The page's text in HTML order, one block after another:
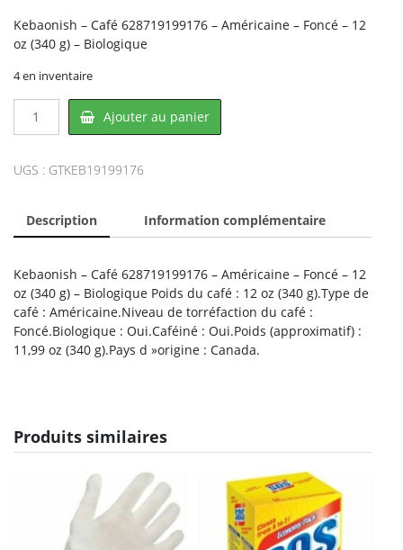
Kebaonish – Café 628719199176 – Américaine – Foncé – 12
oz (340 g) – Biologique
4 en inventaire
KEB19199176,
Ajouter au panier
UGS : GTKEB19199176
Description Information complémentaire
Kebaonish – Café 628719199176 – Américaine – Foncé – 12
oz (340 g) – Biologique Poids du café : 12 oz (340 g).Type de
café : Américaine.Niveau de torréfaction du café :
Foncé.Biologique : Oui.Caféiné : Oui.Poids (approximatif) :
11,99 oz (340 g).Pays d »origine : Canada.
Produits similaires